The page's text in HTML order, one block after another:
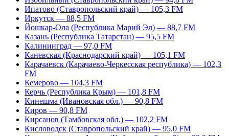
Ипатово (Ставропольский край) — 105,3 FM
Иркутск — 88,5 FM
Йошкар-Ола (Республика Марий Эл) — 88,7 FM
Казань (Республика Татарстан) — 95,5 FM
Калининград — 97,0 FM
Каневская (Краснодарский край) — 105,1 FM
Карачаевск (Карачаево-Черкесская республика) — 102,3
FM
Кемерово — 104,3 FM
Керчь (Республика Крым) — 101,8 FM
Кинешма (Ивановская обл.) — 90,8 FM
Киров — 90,8 FM
Кирсанов (Тамбовская обл.) — 102,2 FM
Кисловодск (Ставропольский край) — 95,0 FM